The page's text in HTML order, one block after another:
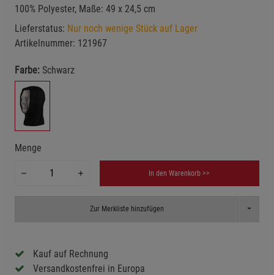
100% Polyester, Maße: 49 x 24,5 cm
Lieferstatus: Nur noch wenige Stück auf Lager
Artikelnummer: 121967
Farbe: Schwarz
Menge
In den Warenkorb >>
Zur Merkliste hinzufügen Toggle
Kauf auf Rechnung
Versandkostenfrei in Europa